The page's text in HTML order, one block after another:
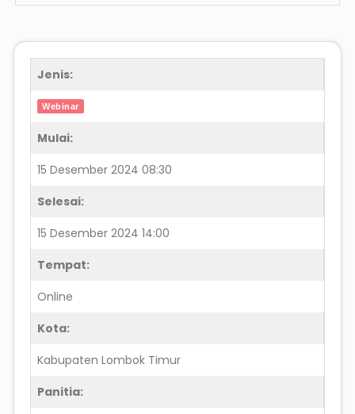
Jenis:
Webinar
Mulai:
15 Desember 2024 08:30
Selesai:
15 Desember 2024 14:00
Tempat:
Online
Kota:
Kabupaten Lombok Timur
Panitia: